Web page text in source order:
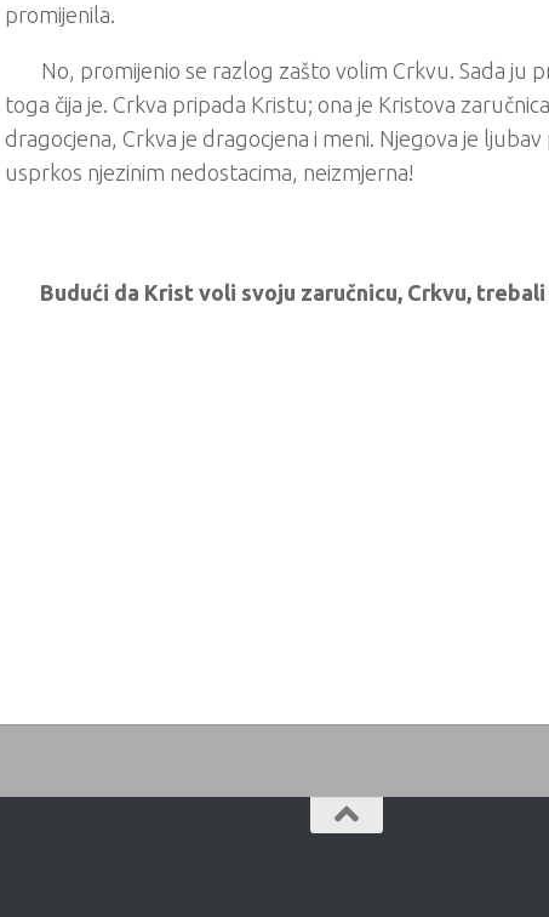
promijenila.
No, promijenio se razlog zašto volim Crkvu. Sada ju
toga čija je. Crkva pripada Kristu; ona je Kristova
dragocjena, Crkva je dragocjena i meni. Njegova je
usprkos njezinim nedostacima, neizmjerna!
Budući da Krist voli svoju zaručnicu, Crkvu,